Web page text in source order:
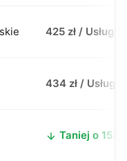
425 zł / Usługa
434 zł / Usługa
Taniej o 153